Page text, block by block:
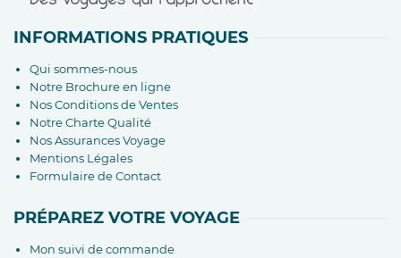
INFORMATIONS PRATIQUES
Qui sommes-nous
Notre Brochure en ligne
Nos Conditions de Ventes
Notre Charte Qualité
Nos Assurances Voyage
Mentions Légales
Formulaire de Contact
PRÉPAREZ VOTRE VOYAGE
Mon suivi de commande